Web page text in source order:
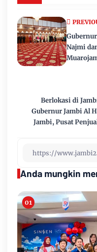
Berlokasi di
Gubernur Jambi Al
Jambi, Pusat
Najmi
Anda mungkin